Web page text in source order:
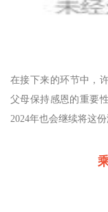
在接下来的环节中，
父母保持感恩的重要性
2024年也会继续将这份